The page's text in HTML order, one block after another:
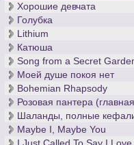
Хорошие девчата
Голубка
Lithium
Катюша
Song from a Secret
Моей душе покоя нет
Bohemian Rhapsody
Розовая пантера
Шаланды, полные
Maybe I, Maybe You